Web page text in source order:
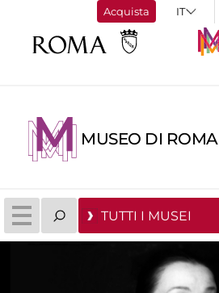
Acquista
MUSEO DI ROMA
TUTTI I MUSEI